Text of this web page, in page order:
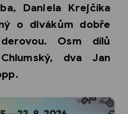
Daniela Krejčíka
o divákům dobře
Osm dílů
dva Jan